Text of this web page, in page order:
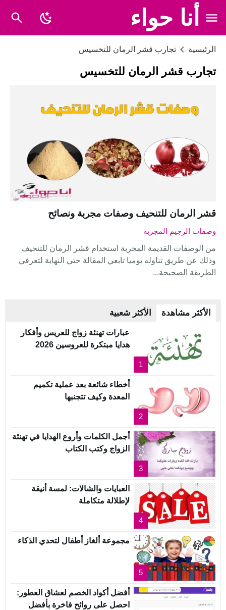
أنا حواء
الرئيسية تجارب قشر الرمان للتخسيس
تجارب قشر الرمان للتخسيس
قشر الرمان للتنحيف وصفات مجربة ونصائح
وصفات الرجيم المجربة
من الوصفات القديمة المجربة استخدام قشر الرمان للتنحيف
وذلك عن طريق تناوله يوميا تابعي المقالة حتي النهاية لتعرفي
الطريقة الصحيحة...
الأكثر مشاهدة الأكثر شعبية
1
عبارات تهنئة زواج للعريس وأفكار
هدايا مبتكرة للعروسين 2026
2
أخطاء شائعة بعد عملية تكميم
المعدة وكيف تتجنبها
3
أجمل الكلمات وأروع الهدايا في تهنئة
الزواج وكتب الكتاب
4
العبايات والشالات: لمسة أنيقة
لإطلالة متكاملة
5
مجموعة ألغاز أطفال لتحدي الذكاء
أفضل أكواد الخصم لعشاق العطور:
احصل على روائح فاخرة بأفضل